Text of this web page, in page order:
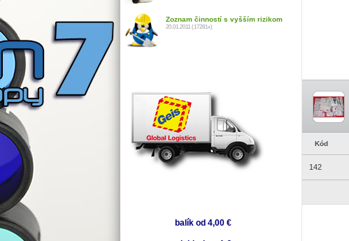
Kód
142
Zoznam činností s vyšším rizikom
20.01.2011 (17281x)
balík od 4,00 €